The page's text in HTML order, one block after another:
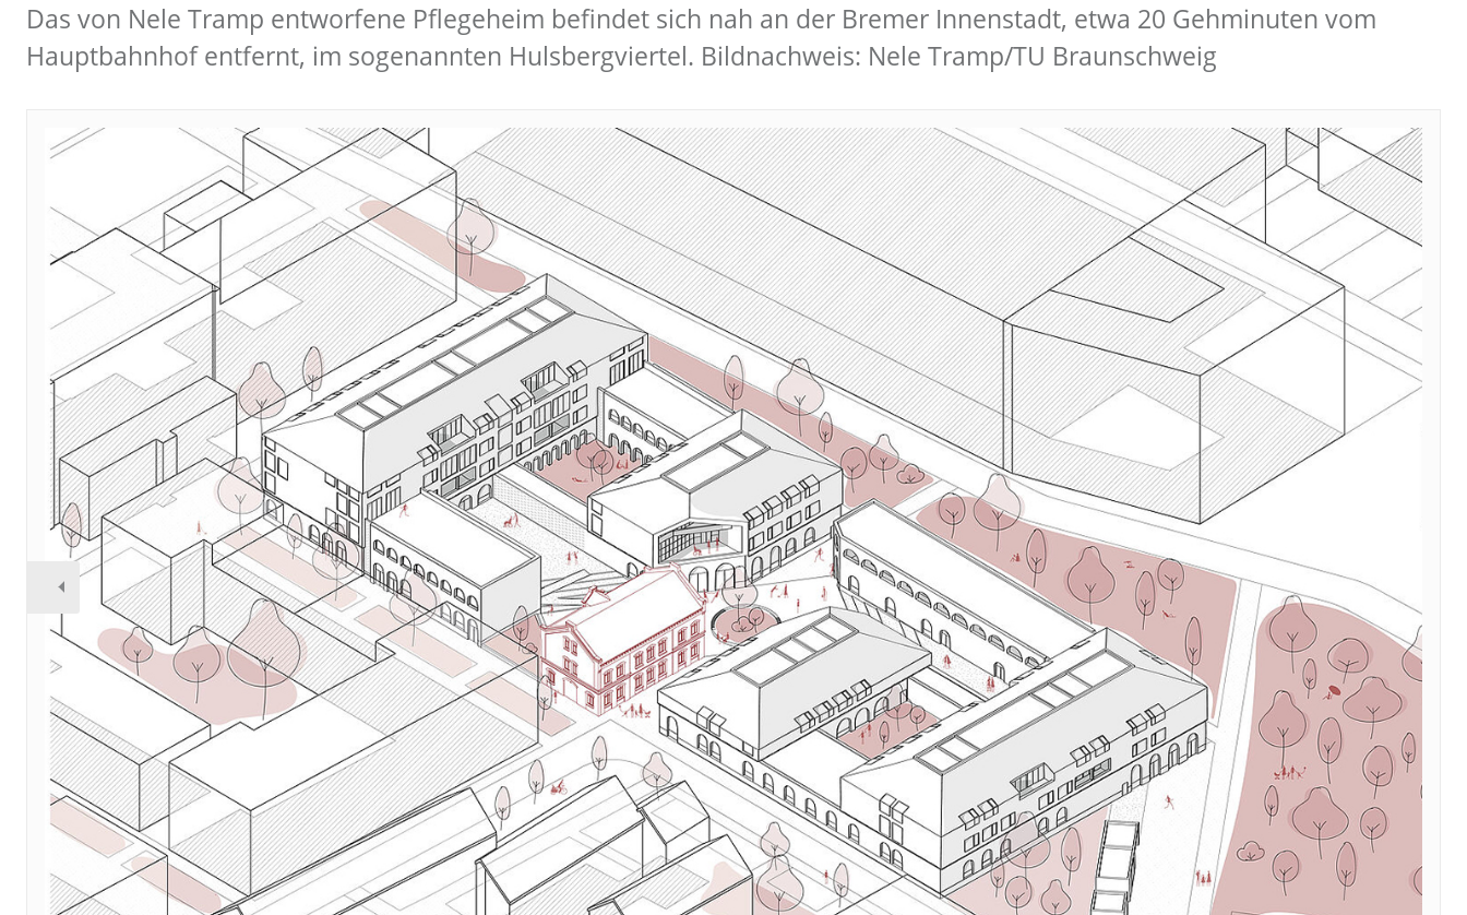
Das von Nele Tramp entworfene Pflegeheim befindet sich nah an der Bremer Innenstadt, etwa 20 Gehminuten vom
Hauptbahnhof entfernt, im sogenannten Hulsbergviertel. Bildnachweis: Nele Tramp/TU Braunschweig